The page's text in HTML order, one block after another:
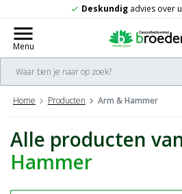
check Deskundigadvies over
menu
Menu
Home Producten Arm & Hammer
Alle producten
Hammer